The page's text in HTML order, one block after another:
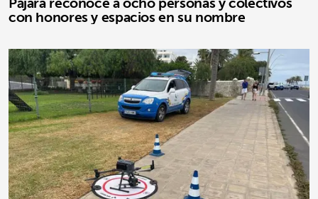
con honores y espacios en su nombre